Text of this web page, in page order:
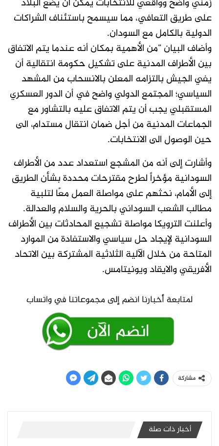
على طريق التعافي، مما سيسمح باستئناف الشراكات
الدولية بالكامل مع السودان.
وأضاف البيان “من الأهمية بمكان أنه عندما يتم الاتفاق
بين الأطراف المدنية على تشكيل حكومة انتقالية أن
يفي الجيش بالتزامه المعلن بالانسحاب من المشهد
السياسي؛ المجتمع الدولي واضح في أن الدور العسكري
المستقبلي يجب أن يتم الاتفاق عليه بالتشاور مع
الجماعات المدنية من أجل ضمان انتقال مستدام، الى
حين الوصول الى الانتخابات.
وأشارت إلى أنه من المشجع استعداد عدد من الأطراف
السودانية مؤخراً لطرح مقترحات محددة بشأن الطريق
إلى الأمام، نحثهم على مواصلة العمل معًا لتلبية
مطالب الشعب السوداني بالحرية والسلام والعدالة.
وأعلنت الترويكا مواصلة تشجيع المحادثات بين الأطراف
السودانية لإيجاد حل سياسي والاستفادة من الموارد
المتاحة من خلال الآلية الثلاثية المشتركة بين الاتحاد
الأفريقي والايقاد ويونيتامس.
مشاركة
أخبار ذات صلة